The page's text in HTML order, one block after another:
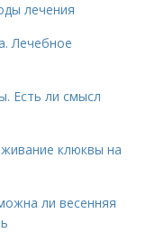
лечения
Лечебное
Есть ли смысл
клюквы на
ли весенняя